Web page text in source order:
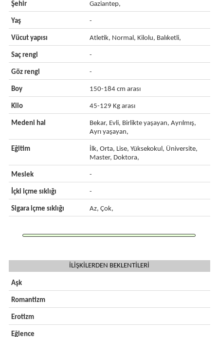
Şehir Gaziantep,
Yaş -
Vücut yapısı Atletik, Normal, Kilolu, Balıketli,
Saç rengi -
Göz rengi -
Boy 150-184 cm arası
Kilo 45-129 Kg arası
Medeni hal
Bekar, Evli, Birlikte yaşayan, Ayrılmış,
Ayrı yaşayan,
Eğitim
İlk, Orta, Lise, Yüksekokul, Üniversite,
Master, Doktora,
Meslek -
İçki içme sıklığı -
Sigara içme sıklığı Az, Çok,
İLİŞKİLERDEN BEKLENTİLERİ
Aşk
Romantizm
Erotizm
Eğlence